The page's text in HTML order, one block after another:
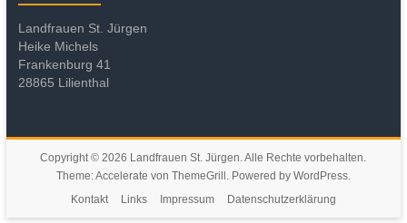
Landfrauen St. Jürgen
Heike Michels
Frankenburg 41
28865 Lilienthal
Copyright © 2026 Landfrauen St. Jürgen. Alle Rechte vorbehalten.
Theme:Accelerate von ThemeGrill. Powered by WordPress.
Kontakt
Links Impressum Datenschutzerklärung